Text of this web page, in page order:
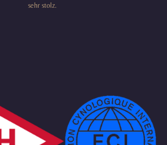
sehr stolz.